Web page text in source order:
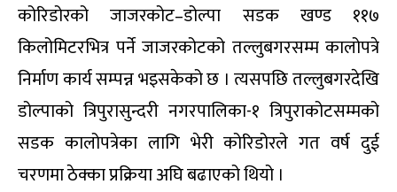
कोरिडोरको जाजरकोट–डोल्पा सडक खण्ड ११७
किलोमिटरभित्र पर्ने जाजरकोटको तल्लुबगरसम्म कालोपत्रे
निर्माण कार्य सम्पन्न भइसकेको छ । त्यसपछि तल्लुबगरदेखि
डोल्पाको त्रिपुरासुन्दरी नगरपालिका-१ त्रिपुराकोटसम्मको
सडक कालोपत्रेका लागि भेरी कोरिडोरले गत वर्ष दुई
चरणमा ठेक्का प्रक्रिया अघि बढाएको थियो ।